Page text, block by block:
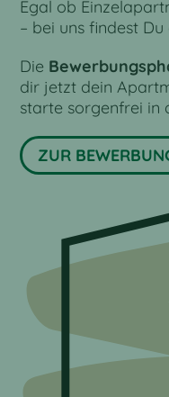
Egal ob
– bei uns findest
Die
dir jetzt dein
starte sorgenfrei in
ZUR